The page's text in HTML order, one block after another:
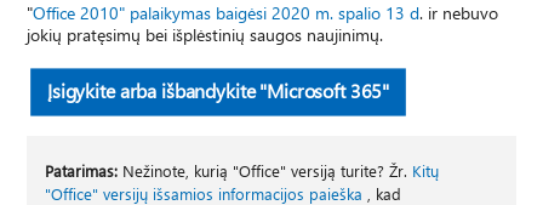
"Office 2010" palaikymas baigėsi 2020 m. spalio 13 d. ir nebuvo
jokių pratęsimų bei išplėstinių saugos naujinimų.
Įsigykite arba išbandykite "Microsoft 365"
Patarimas: Nežinote, kurią "Office" versiją turite? Žr. Kitų
"Office" versijų išsamios informacijos paieška , kad